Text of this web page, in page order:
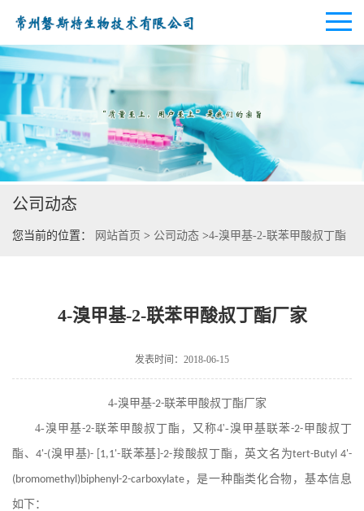
公司首页
公司介绍
公司动态
公司动态
您当前的位置： 网站首页 > 公司动态 >4-溴甲基-2-联苯甲酸叔丁酯
4-溴甲基-2-联苯甲酸叔丁酯厂家
发表时间：2018-06-15
4-溴甲基-2-联苯甲酸叔丁酯厂家
4-溴甲基-2-联苯甲酸叔丁酯 ，又称4'-溴甲基联苯-2-甲酸叔丁
酯、4'-(溴甲基)- [1,1'-联苯基 ]-2-羧酸叔丁酯，英文名为tert-Butyl 4'-
(bromomethyl)biphenyl-2-carboxylate ，是一种酯类化合物，基本信息
如下：